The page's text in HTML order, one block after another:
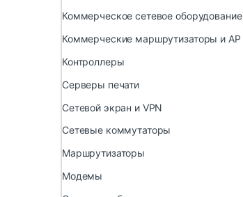
Коммерческое сетевое оборудование
Коммерческие маршрутизаторы и AP
Контроллеры
Серверы печати
Сетевой экран и VPN
Сетевые коммутаторы
Маршрутизаторы
Модемы